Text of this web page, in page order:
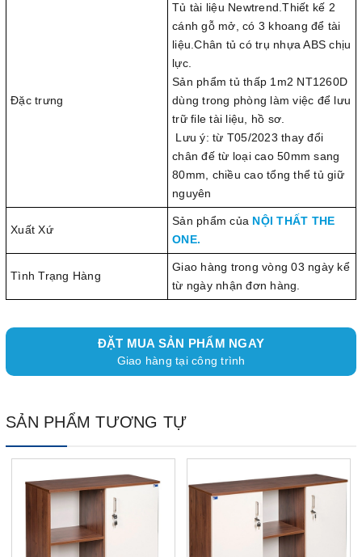
Đặc trưng
Tủ tài liệu Newtrend.Thiết kế 2
cánh gỗ mở, có 3 khoang để tài
liệu.Chân tủ có trụ nhựa ABS chịu
lực.
Sản phẩm tủ thấp 1m2 NT1260D
dùng trong phòng làm việc để lưu
trữ file tài liệu, hồ sơ.
Lưu ý: từ T05/2023 thay đổi
chân đế từ loại cao 50mm sang
80mm, chiều cao tổng thể tủ giữ
nguyên
Xuất Xứ
Sản phẩm của NỘI THẤT THE
ONE.
Tình Trạng Hàng
Giao hàng trong vòng 03 ngày kể
từ ngày nhận đơn hàng.
ĐẶT MUA SẢN PHẨM NGAY
Giao hàng tại công trình
SẢN PHẨM TƯƠNG TỰ